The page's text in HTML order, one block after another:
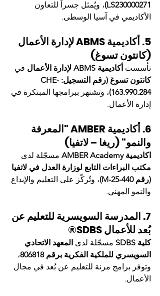
LS230000271) ، ويُمثل جسراً للتعاون
الأكاديمي في آسيا الوسطى.
5. أكاديمية ABMS لإدارة الأعمال
(كانتون تسوغ)
تأسست أكاديمية ABMS لإدارة الأعمال
في
كانتون تسوغ (رقم التسجيل: CHE-
163.990.284) ، وتشتهر ببرامجها المبتكرة في
إدارة الأعمال.
6. أكاديمية AMBER "المعرفة
والنمو" (ريغا – لاتفيا)
اكاديمية AMBER Academy
مسجّلة لدى
مكتب البراءات التابع لوزارة العدل في لاتفيا
(رقم M-25-440)
، وتُركّز على التعليم والإبداع
والنمو المهني.
7. المدرسة السويسرية للتعليم عن
بُعد للأعمال SDBS®
كلية SDBS مسجّلة لدى المعهد الاتحادي
السويسري للملكية الفكرية برقم 806818
،
وتوفر برامج مرنة للتعليم عن بُعد في مجال
الأعمال.